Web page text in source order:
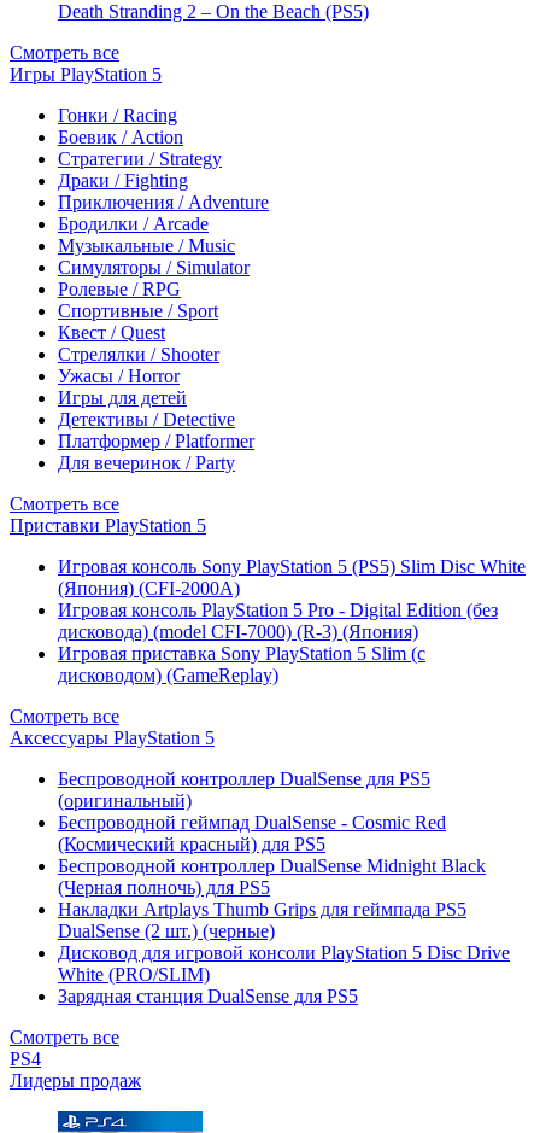
Death Stranding 2 – On the Beach (PS5)
Смотреть все
Игры PlayStation 5
Гонки / Racing
Боевик / Action
Стратегии / Strategy
Драки / Fighting
Приключения / Adventure
Бродилки / Arcade
Музыкальные / Music
Симуляторы / Simulator
Ролевые / RPG
Спортивные / Sport
Квест / Quest
Стрелялки / Shooter
Ужасы / Horror
Игры для детей
Детективы / Detective
Платформер / Platformer
Для вечеринок / Party
Смотреть все
Приставки PlayStation 5
Игровая консоль Sony PlayStation 5 (PS5) Slim Disc White
(Япония) (CFI-2000A)
Игровая консоль PlayStation 5 Pro - Digital Edition (без
дисковода) (model CFI-7000) (R-3) (Япония)
Игровая приставка Sony PlayStation 5 Slim (с
дисководом) (GameReplay)
Смотреть все
Аксессуары PlayStation 5
Беспроводной контроллер DualSense для PS5
(оригинальный)
Беспроводной геймпад DualSense - Cosmic Red
(Космический красный) для PS5
Беспроводной контроллер DualSense Midnight Black
(Черная полночь) для PS5
Накладки Artplays Thumb Grips для геймпада PS5
DualSense (2 шт.) (черные)
Дисковод для игровой консоли PlayStation 5 Disc Drive
White (PRO/SLIM)
Зарядная станция DualSense для PS5
Смотреть все
PS4
Лидеры продаж